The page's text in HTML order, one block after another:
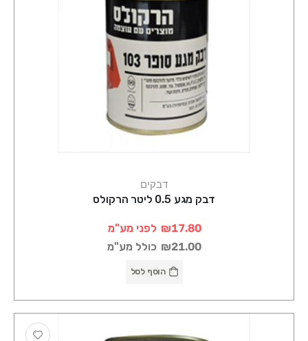
דבקים
דבק מגע 0.5 ליטר הרקולס
₪17.80 לפני מע"מ
₪21.00 כולל מע"מ
הוסף לסל